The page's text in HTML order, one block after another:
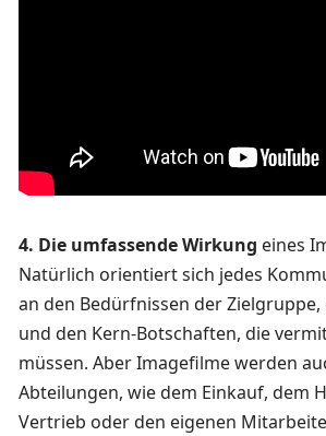
4. Die umfassende Wirkung eines
Natürlich orientiert sich jedes
an den Bedürfnissen der Zielgruppe,
und den Kern-Botschaften, die
müssen. Aber Imagefilme werden
Abteilungen, wie dem Einkauf, dem
Vertrieb oder den eigenen